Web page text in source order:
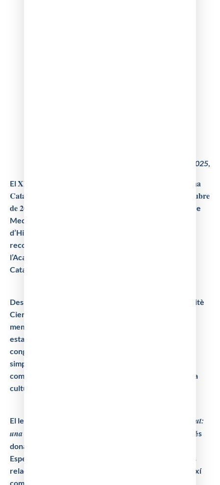
30 de juny de 2025
ElXXIII Congrés Internacional d’Història de la Medicina
Catalana es celebrarà a Granollers, els dies 16 i 17 d’octubre
de 2026
L’organització, a càrrec de la Reial Acadèmia de
Medicina de Catalunya (RAMC) i la Societat Catalana
d’Història de la Medicina (SCHM), compta amb el
recolzament local de la Filial del Vallès Oriental de
l’Acadèmia de Ciències Mèdiques i de la Salut de
Catalunya i de Balears (ACMSCB).
Des de fa mesos el Comitè Organitzador (CO), el Comitè
Científic (CC) i el Comitè de Suport Local (CSL), els
membres dels quals s’adjunten en la present circular,
estan treballant amb molta il.lusió en la preparació del
congrés, que comptarà amb diferents conferències,
simposis, taules rodones, sessions monogràfiques i
comunicacions científiques, així com amb un programa
cultural addicional.
El lema d’enguany del congrés és
“Història, ciència i salut:
una trobada amb el llegat mèdic català”
i el seu objectiu és
donar a conèixer els estudis històrics més recents.
Esperem comptar amb la participació de professionals
relacionats amb la medicina i les ciències de la salut, així
com historiadors, professors o altres investigadors